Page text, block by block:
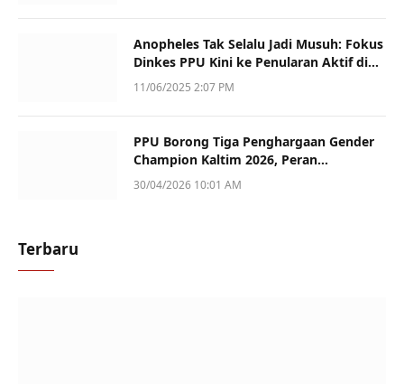
Anopheles Tak Selalu Jadi Musuh: Fokus
Dinkes PPU Kini ke Penularan Aktif di
Sotek
11/06/2025 2:07 PM
PPU Borong Tiga Penghargaan Gender
Champion Kaltim 2026, Peran
Perempuan Jadi Sorotan
30/04/2026 10:01 AM
Terbaru